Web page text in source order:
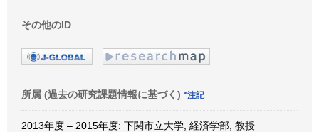
その他のID
所属 (過去の研究課題情報に基づく) *注記
2013年度 – 2015年度: 下関市立大学, 経済学部, 教授